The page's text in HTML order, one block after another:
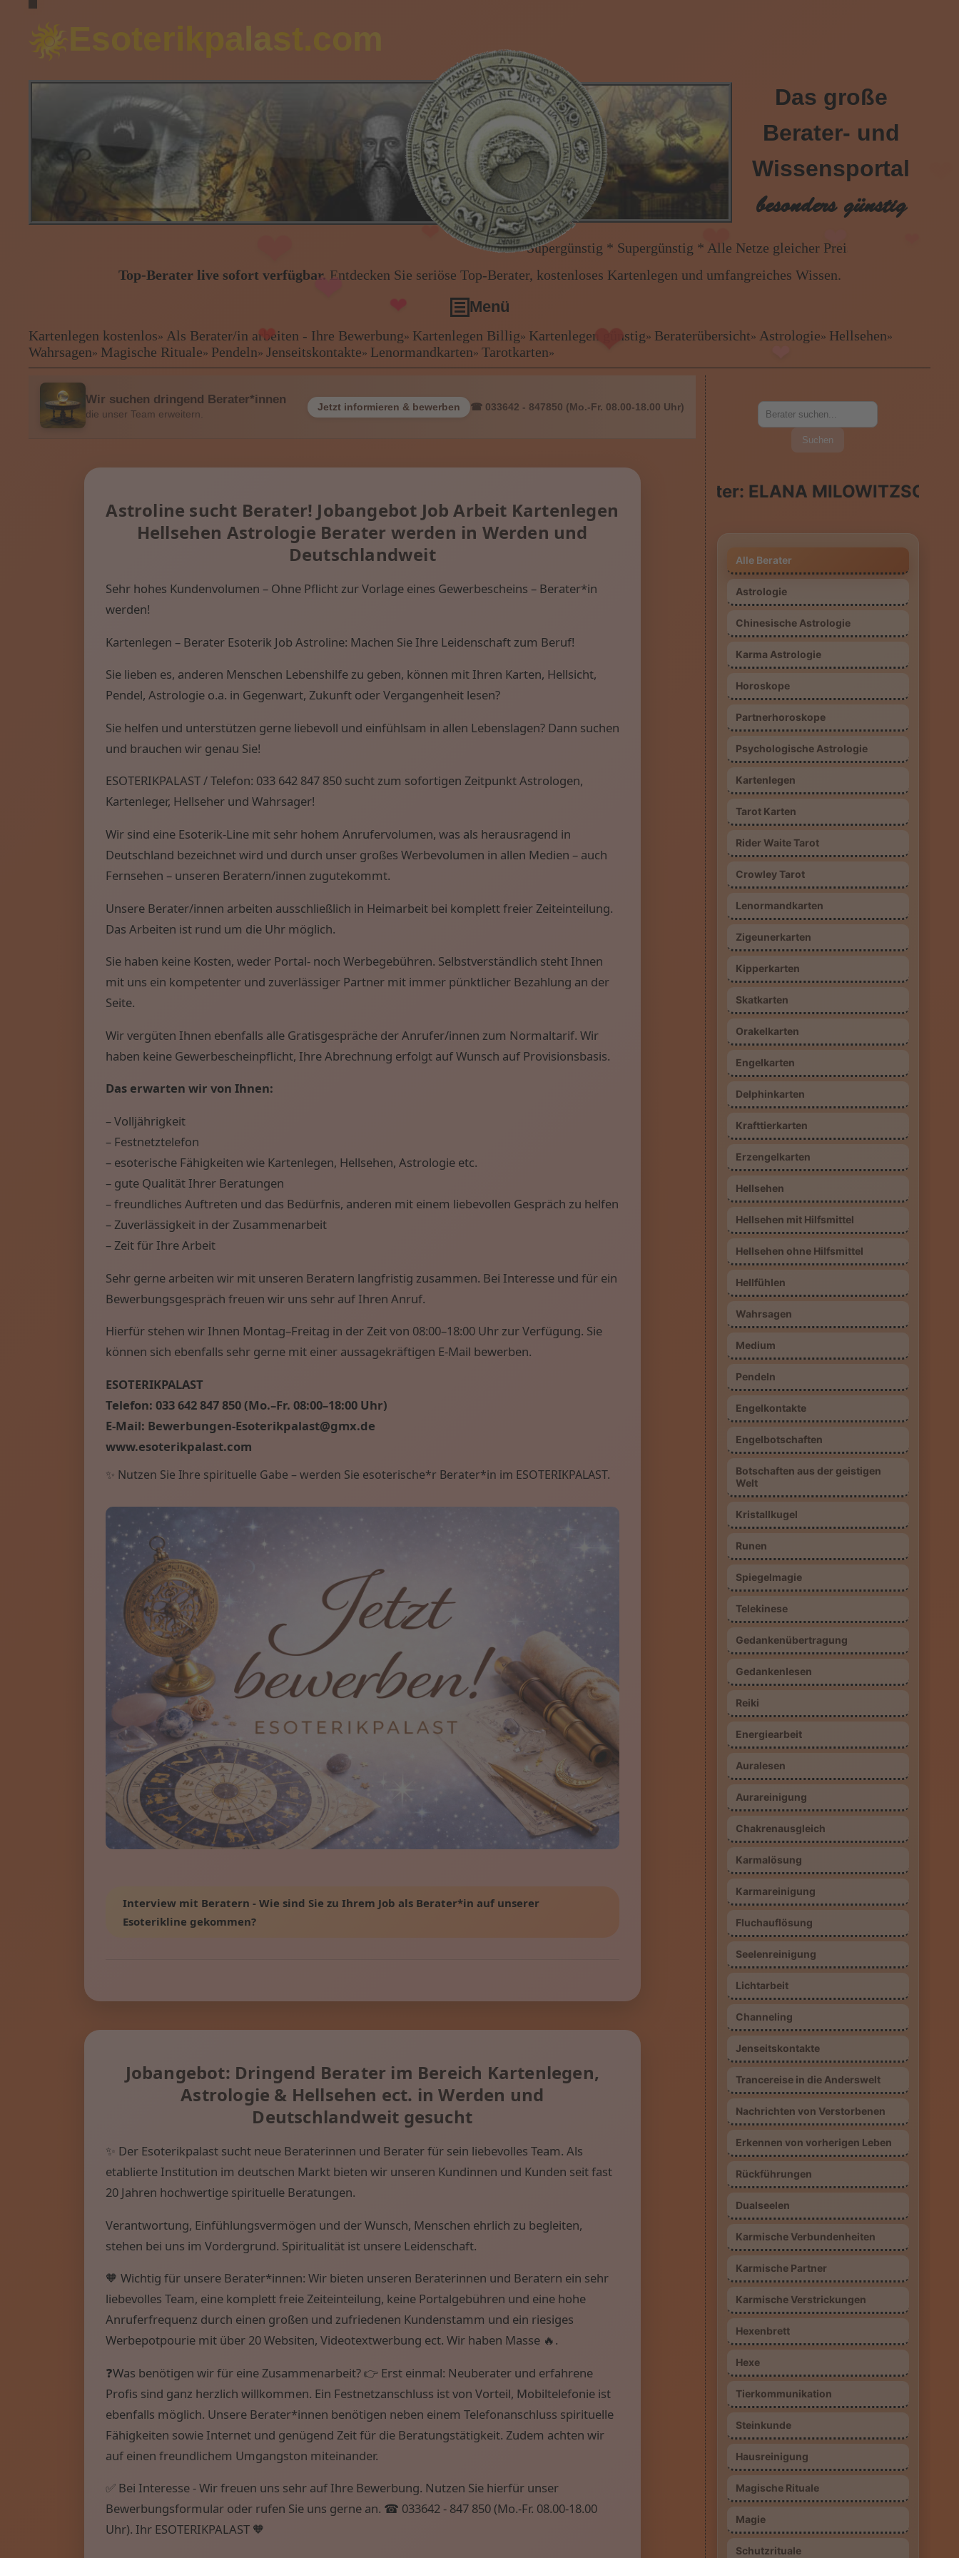
❤
❤
❤
❤ ❤
❤
Esoterikpalast.com
Das große
Berater- und
Wissensportal
besonders günstig
Supergünstig * Supergünstig * Alle Netze gleicher Preis * Handy und Festnetz gleicher
Top-Berater live sofort verfügbar. Entdecken Sie seriöse Top-Berater, kostenloses Kartenlegen und umfangreiches Wissen.
Menü
Kartenlegen kostenlos
Als Berater/in arbeiten - Ihre Bewerbung
Kartenlegen günstig
Beraterübersicht
Wahrsagen
Jenseitskontakte
Lenormandkarten
Menü: Beraterübersicht Kategorien
Menü: Beraterübersicht von A bis Z
Menü: Kartenlegen kostenlos, Jobs, Wissen von A - Z
Kartenlegen kostenlos» Als Berater/in arbeiten - Ihre Bewerbung» Kartenlegen Billig» Kartenlegen günstig» Beraterübersicht» Astrologie» Hellsehen»
Wahrsagen» Magische Rituale» Pendeln»Jenseitskontakte» Lenormandkarten»Tarotkarten»
Wir suchen dringend Berater*innen
die unser Team erweitern.
Jetzt informieren & bewerben ☎ 033642 - 847850 (Mo.-Fr. 08.00-18.00 Uhr)
Astroline sucht Berater! Jobangebot Job Arbeit Kartenlegen
Hellsehen Astrologie Berater werden in Werden und
Deutschlandweit
Sehr hohes Kundenvolumen – Ohne Pflicht zur Vorlage eines Gewerbescheins – Berater*in
werden!
Kartenlegen – Berater Esoterik Job Astroline: Machen Sie Ihre Leidenschaft zum Beruf!
Sie lieben es, anderen Menschen Lebenshilfe zu geben, können mit Ihren Karten, Hellsicht,
Pendel, Astrologie o.a. in Gegenwart, Zukunft oder Vergangenheit lesen?
Sie helfen und unterstützen gerne liebevoll und einfühlsam in allen Lebenslagen? Dann suchen
und brauchen wir genau Sie!
ESOTERIKPALAST / Telefon: 033 642 847 850 sucht zum sofortigen Zeitpunkt Astrologen,
Kartenleger, Hellseher und Wahrsager!
Wir sind eine Esoterik-Line mit sehr hohem Anrufervolumen, was als herausragend in
Deutschland bezeichnet wird und durch unser großes Werbevolumen in allen Medien – auch
Fernsehen – unseren Beratern/innen zugutekommt.
Unsere Berater/innen arbeiten ausschließlich in Heimarbeit bei komplett freier Zeiteinteilung.
Das Arbeiten ist rund um die Uhr möglich.
Sie haben keine Kosten, weder Portal- noch Werbegebühren. Selbstverständlich steht Ihnen
mit uns ein kompetenter und zuverlässiger Partner mit immer pünktlicher Bezahlung an der
Seite.
Wir vergüten Ihnen ebenfalls alle Gratisgespräche der Anrufer/innen zum Normaltarif. Wir
haben keine Gewerbescheinpflicht, Ihre Abrechnung erfolgt auf Wunsch auf Provisionsbasis.
Das erwarten wir von Ihnen:
– Volljährigkeit
– Festnetztelefon
– esoterische Fähigkeiten wie Kartenlegen, Hellsehen, Astrologie etc.
– gute Qualität Ihrer Beratungen
– freundliches Auftreten und das Bedürfnis, anderen mit einem liebevollen Gespräch zu helfen
– Zuverlässigkeit in der Zusammenarbeit
– Zeit für Ihre Arbeit
Sehr gerne arbeiten wir mit unseren Beratern langfristig zusammen. Bei Interesse und für ein
Bewerbungsgespräch freuen wir uns sehr auf Ihren Anruf.
Hierfür stehen wir Ihnen Montag–Freitag in der Zeit von 08:00–18:00 Uhr zur Verfügung. Sie
können sich ebenfalls sehr gerne mit einer aussagekräftigen E-Mail bewerben.
ESOTERIKPALAST
Telefon: 033 642 847 850 (Mo.–Fr. 08:00–18:00 Uhr)
E-Mail: Bewerbungen-Esoterikpalast@gmx.de
www.esoterikpalast.com
✨ Nutzen Sie Ihre spirituelle Gabe – werden Sie esoterische*r Berater*in im ESOTERIKPALAST.
Interview mit Beratern - Wie sind Sie zu Ihrem Job als Berater*in auf unserer
Esoterikline gekommen?
Jobangebot: Dringend Berater im Bereich Kartenlegen,
Astrologie & Hellsehen ect. in Werden und
Deutschlandweit gesucht
✨ Der Esoterikpalast sucht neue Beraterinnen und Berater für sein liebevolles Team. Als
etablierte Institution im deutschen Markt bieten wir unseren Kundinnen und Kunden seit fast
20 Jahren hochwertige spirituelle Beratungen.
Verantwortung, Einfühlungsvermögen und der Wunsch, Menschen ehrlich zu begleiten,
stehen bei uns im Vordergrund. Spiritualität ist unsere Leidenschaft.
🧡 Wichtig für unsere Berater*innen: Wir bieten unseren Beraterinnen und Beratern ein sehr
liebevolles Team, eine komplett freie Zeiteinteilung, keine Portalgebühren und eine hohe
Anruferfrequenz durch einen großen und zufriedenen Kundenstamm und ein riesiges
Werbepotpourie mit über 20 Websiten, Videotextwerbung ect. Wir haben Masse 🔥.
❓Was benötigen wir für eine Zusammenarbeit? 👉 Erst einmal: Neuberater und erfahrene
Profis sind ganz herzlich willkommen. Ein Festnetzanschluss ist von Vorteil, Mobiltelefonie ist
ebenfalls möglich. Unsere Berater*innen benötigen neben einem Telefonanschluss spirituelle
Fähigkeiten sowie Internet und genügend Zeit für die Beratungstätigkeit. Zudem achten wir
auf einen freundlichem Umgangston miteinander.
✅ Bei Interesse - Wir freuen uns sehr auf Ihre Bewerbung. Nutzen Sie hierfür unser
Bewerbungsformular oder rufen Sie uns gerne an. ☎ 033642 - 847 850 (Mo.-Fr. 08.00-18.00
Uhr). Ihr ESOTERIKPALAST 🧡
Suchen
Freie Berater: ELANA MILOWITZSCHA
Alle Berater
Astrologie
Chinesische Astrologie
Karma Astrologie
Horoskope
Partnerhoroskope
Psychologische Astrologie
Kartenlegen
Tarot Karten
Rider Waite Tarot
Crowley Tarot
Lenormandkarten
Zigeunerkarten
Kipperkarten
Skatkarten
Orakelkarten
Engelkarten
Delphinkarten
Krafttierkarten
Erzengelkarten
Hellsehen
Hellsehen mit Hilfsmittel
Hellsehen ohne Hilfsmittel
Hellfühlen
Wahrsagen
Medium
Pendeln
Engelkontakte
Engelbotschaften
Botschaften aus der geistigen
Welt
Kristallkugel
Runen
Spiegelmagie
Telekinese
Gedankenübertragung
Gedankenlesen
Reiki
Energiearbeit
Auralesen
Aurareinigung
Chakrenausgleich
Karmalösung
Karmareinigung
Fluchauflösung
Seelenreinigung
Lichtarbeit
Channeling
Jenseitskontakte
Trancereise in die Anderswelt
Nachrichten von Verstorbenen
Erkennen von vorherigen Leben
Rückführungen
Dualseelen
Karmische Verbundenheiten
Karmische Partner
Karmische Verstrickungen
Hexenbrett
Hexe
Tierkommunikation
Steinkunde
Hausreinigung
Magische Rituale
Magie
Schutzrituale